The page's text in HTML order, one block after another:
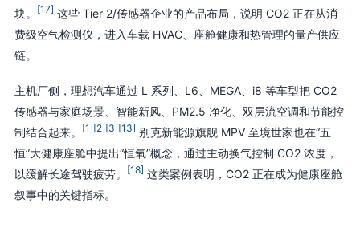
块。
[17] 这些 Tier 2/传感器企业的产品布局，说明 CO2 正在从消
费级空气检测仪，进入车载 HVAC、座舱健康和热管理的量产供应
链。
主机厂侧，理想汽车通过 L 系列、L6、MEGA、i8 等车型把 CO2
传感器与家庭场景、智能新风、PM2.5 净化、双层流空调和节能控
制结合起来。
[1][2][3][13] 别克新能源旗舰 MPV 至境世家也在“五
恒”大健康座舱中提出“恒氧”概念，通过主动换气控制 CO2 浓度，
以缓解长途驾驶疲劳。
[18] 这类案例表明，CO2 正在成为健康座舱
叙事中的关键指标。